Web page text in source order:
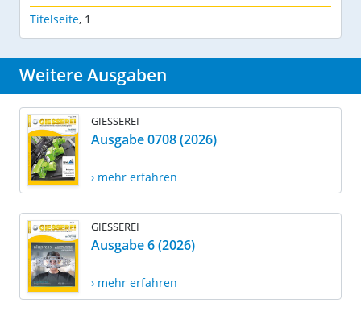
Titelseite, 1
Weitere Ausgaben
GIESSEREI
Ausgabe 0708 (2026)
› mehr erfahren
GIESSEREI
Ausgabe 6 (2026)
› mehr erfahren